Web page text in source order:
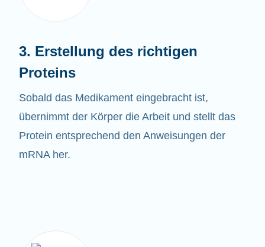
3. Erstellung des richtigen
Proteins
Sobald das Medikament eingebracht ist,
übernimmt der Körper die Arbeit und stellt das
Protein entsprechend den Anweisungen der
mRNA her.